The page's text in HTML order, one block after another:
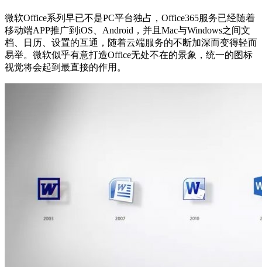
微软Office系列早已不是PC平台独占，Office365服务已经随着
移动端APP推广到iOS、Android，并且Mac与Windows之间文
档、日历、设置的互通，随着云端服务的不断加深而变得轻而
易举。微软似乎有意打造Office无处不在的景象，统一的图标
视觉将会起到最直接的作用。